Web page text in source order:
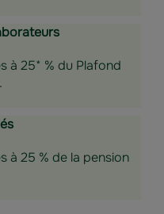
à 25* % du Plafond
à 25 % de la pension